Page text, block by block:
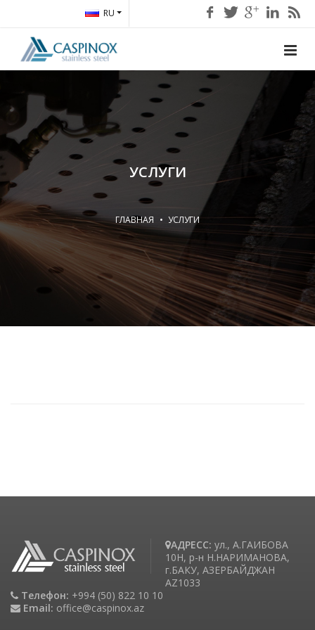
RU
УСЛУГИ
ГЛАВНАЯ УСЛУГИ
АДРЕСС: ул., А.ГАИБОВА
10H, р-н Н.НАРИМАНОВА,
г.БАКУ, АЗЕРБАЙДЖАН
AZ1033
Телефон: +994 (50) 822 10 10
Email: office@caspinox.az